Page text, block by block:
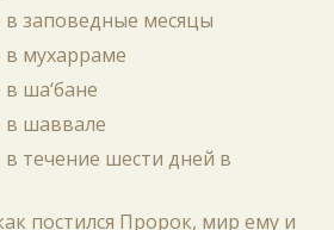
в заповедные месяцы
в мухарраме
ша‘бане
в шаввале
в течение шести дней в
постился Пророк, мир ему и